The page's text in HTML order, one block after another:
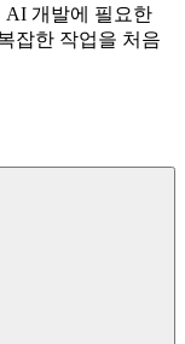
AI 개발에 필요한
잡한 작업을 처음